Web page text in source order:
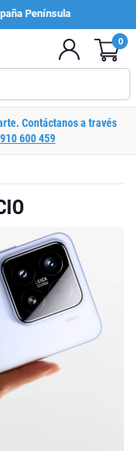
Península
0
Contáctanos a través
910 600 459